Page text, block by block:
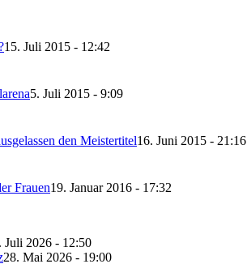
15. Juli 2015 - 12:42
5. Juli 2015 - 9:09
den Meistertitel16. Juni 2015 - 21:16
Frauen19. Januar 2016 - 17:32
Juli 2026 - 12:50
28. Mai 2026 - 19:00